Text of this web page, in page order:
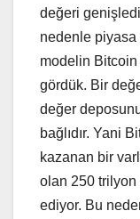
değeri
nedenle piyasa
modelin Bitcoin
gördük. Bir
değer deposunu
bağlıdır. Yani
kazanan bir
olan 250 trilyon
ediyor. Bu